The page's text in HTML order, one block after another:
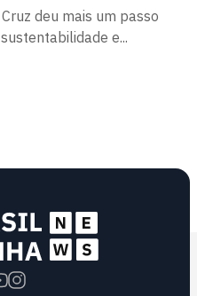
deu mais um passo
e...